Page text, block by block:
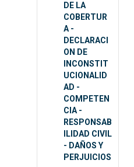
DE LA
COBERTUR
A -
DECLARACI
ON DE
INCONSTIT
UCIONALID
AD -
COMPETEN
CIA -
RESPONSAB
ILIDAD CIVIL
- DAÑOS Y
PERJUICIOS